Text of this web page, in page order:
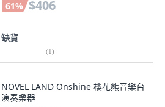
61% $406
缺貨
(1)
NOVEL LAND Onshine 櫻花熊音樂台
演奏樂器